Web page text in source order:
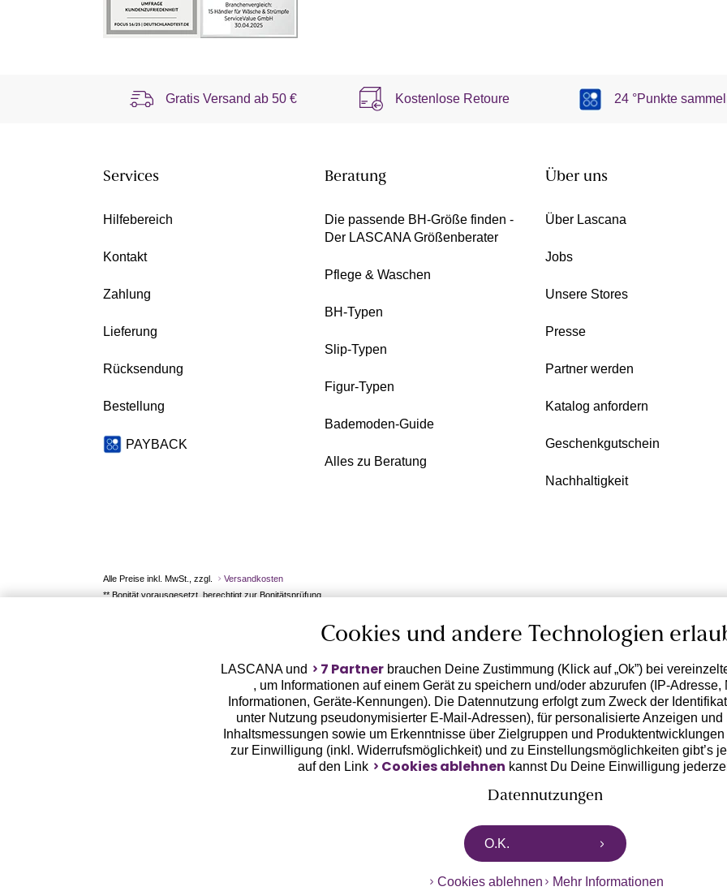
Gratis Versand ab50 € Kostenlose Retoure 24 °Punkte
Services
Hilfebereich
Kontakt
Zahlung
Lieferung
Rücksendung
Bestellung
PAYBACK
Beratung
Die passende BH-Größe finden -
Der LASCANA Größenberater
Pflege & Waschen
BH-Typen
Slip-Typen
Figur-Typen
Bademoden-Guide
Alles zu Beratung
Über uns
Über Lascana
Jobs
Unsere Stores
Presse
Partner werden
Katalog anfordern
Geschenkgutschein
Nachhaltigkeit
Alle Preise inkl. MwSt., zzgl.
Versandkosten
** Bonität vorausgesetzt, berechtigt zur Bonitätsprüfung
Cookies und andere Technologien
LASCANA und 7 Partner brauchen Deine Zustimmung (Klick auf „Ok”) bei
, um Informationen auf einem Gerät zu speichern und/oder abzurufen (IP-Adresse,
Informationen, Geräte-Kennungen). Die Datennutzung erfolgt zum Zweck der
unter Nutzung pseudonymisierter E-Mail-Adressen), für personalisierte Anzeigen und
Inhaltsmessungen sowie um Erkenntnisse über Zielgruppen und
zur Einwilligung (inkl. Widerrufsmöglichkeit) und zu Einstellungsmöglichkeiten gibt’s
auf den Link
Cookies ablehnen kannst Du Deine Einwilligung
Datennutzungen
LASCANA arbeitet mit Partnern zusammen, die von deinem Endgerät abgerufene
von uns übermittelten pseudonymisierten Daten zur Aussteuerung unserer Werbung
Erhebung der Trackingdaten bzw. die Übermittlung deiner pseudonymisierten
O.K.
Cookies ablehnen Mehr Informationen